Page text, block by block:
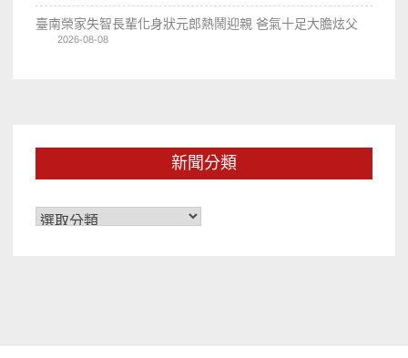
臺南榮家失智長輩化身狀元郎熱鬧迎親 爸氣十足大膽炫父
2026-08-08
新聞分類
新